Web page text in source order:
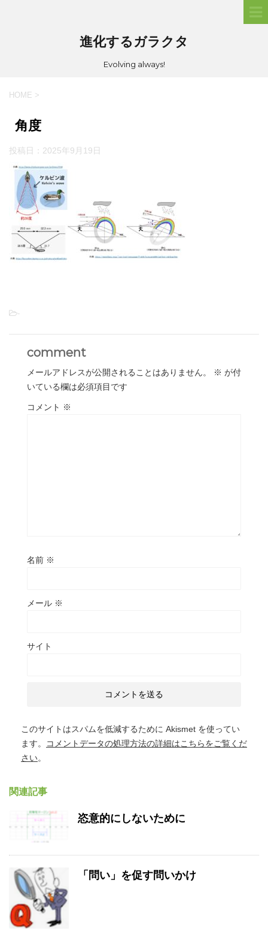
進化するガラクタ
Evolving always!
HOME >
角度
投稿日： 2025年9月19日
-
comment
メールアドレスが公開されることはありません。 ※ が付
いている欄は必須項目です
コメント ※
名前 ※
メール ※
サイト
このサイトはスパムを低減するために Akismet を使ってい
ます。
コメントデータの処理方法の詳細はこちらをご覧くだ
さい。
関連記事
恣意的にしないために
「問い」を促す問いかけ